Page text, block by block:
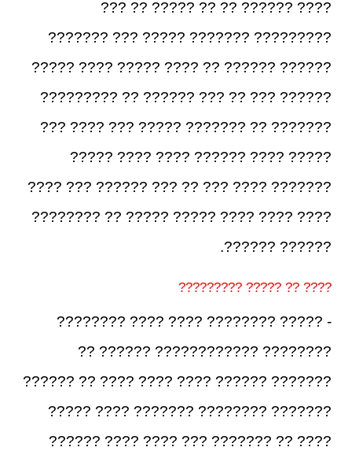
???? ?????? ?? ?? ????? ?? ???
????????? ??????? ????? ??? ???????
?????? ?????? ?? ???? ????? ???? ?????
?????? ??? ?? ??? ?????? ?? ?????????
??????? ?? ??????? ????? ??? ???? ???
????? ???? ?????? ???? ???? ?????
??????? ???? ??? ?? ??? ?????? ??? ????
???? ???? ???? ????? ????? ?? ????????
?????? ??????.
???? ?? ????? ?????????
- ????? ???????? ???? ???? ????????
???????? ???????????? ?????? ??
??????? ?????? ???? ???? ???? ?? ??????
??????? ???????? ??????? ???? ?????
???? ?? ??????? ??? ???? ???? ??????